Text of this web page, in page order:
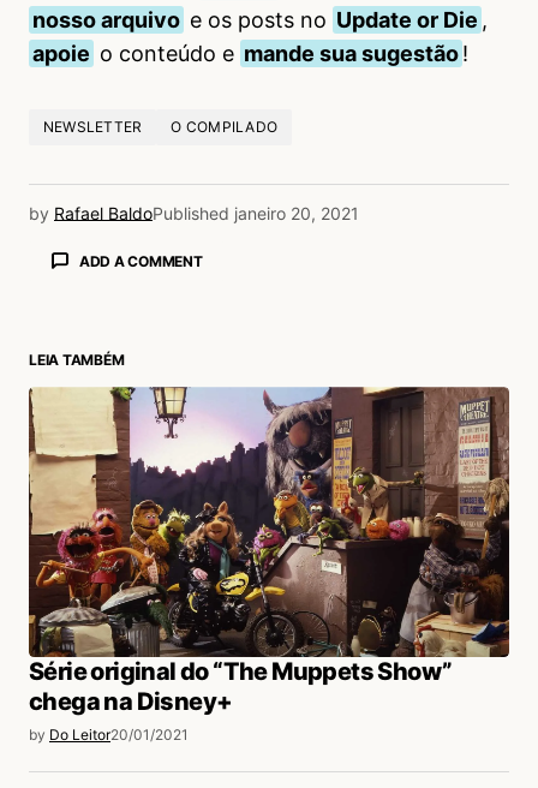
nosso arquivo e os posts no Update or Die ,
apoie o conteúdo e mande sua sugestão!
NEWSLETTER O COMPILADO
by Rafael BaldoPublished janeiro 20, 2021
ADD A COMMENT
LEIA TAMBÉM
Série original do “The Muppets Show”
chega na Disney+
by Do Leitor20/01/2021